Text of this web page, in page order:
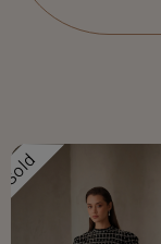
Sold